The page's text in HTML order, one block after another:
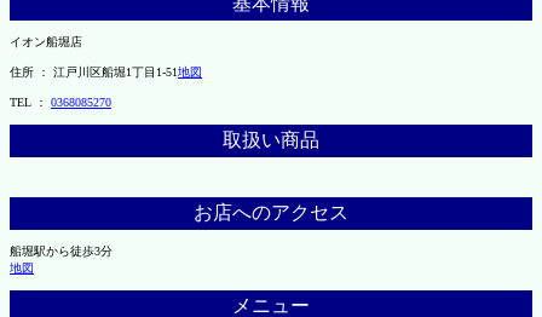
イオン船堀店
住所 ： 江戸川区船堀1丁目1-51地図
TEL ： 0368085270
取扱い商品
お店へのアクセス
船堀駅から徒歩3分
地図
メニュー